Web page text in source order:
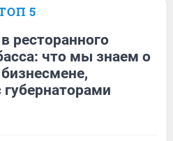
5
ресторанного
что мы знаем о